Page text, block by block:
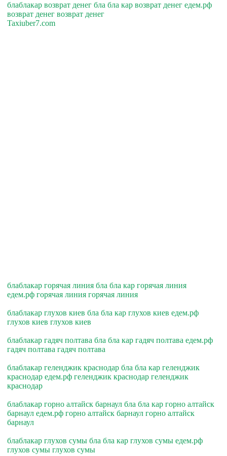
блаблакар возврат денег бла бла кар возврат денег едем.рф
возврат денег возврат денег
Taxiuber7.com
блаблакар горячая линия бла бла кар горячая линия
едем.рф горячая линия горячая линия
блаблакар глухов киев бла бла кар глухов киев едем.рф
глухов киев глухов киев
блаблакар гадяч полтава бла бла кар гадяч полтава едем.рф
гадяч полтава гадяч полтава
блаблакар геленджик краснодар бла бла кар геленджик
краснодар едем.рф геленджик краснодар геленджик
краснодар
блаблакар горно алтайск барнаул бла бла кар горно алтайск
барнаул едем.рф горно алтайск барнаул горно алтайск
барнаул
блаблакар глухов сумы бла бла кар глухов сумы едем.рф
глухов сумы глухов сумы